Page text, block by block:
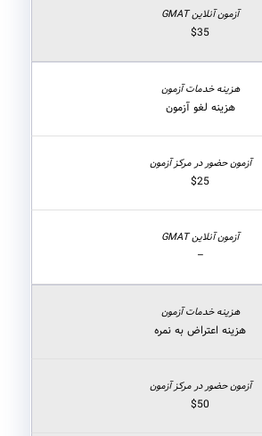
$35
هزینه لغو آزمون
$25
–
هزینه اعتراض به نمره
$50